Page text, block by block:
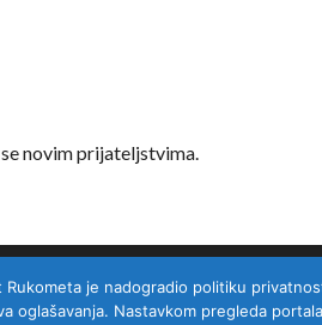
novim prijateljstvima.
korisnika Kontakt
je nadogradio politiku
oglašavanja. Nastavkom pregleda